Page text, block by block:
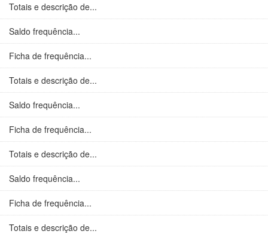
Totais e descrição de...
Saldo frequência...
Ficha de frequência...
Totais e descrição de...
Saldo frequência...
Ficha de frequência...
Totais e descrição de...
Saldo frequência...
Ficha de frequência...
Totais e descrição de...